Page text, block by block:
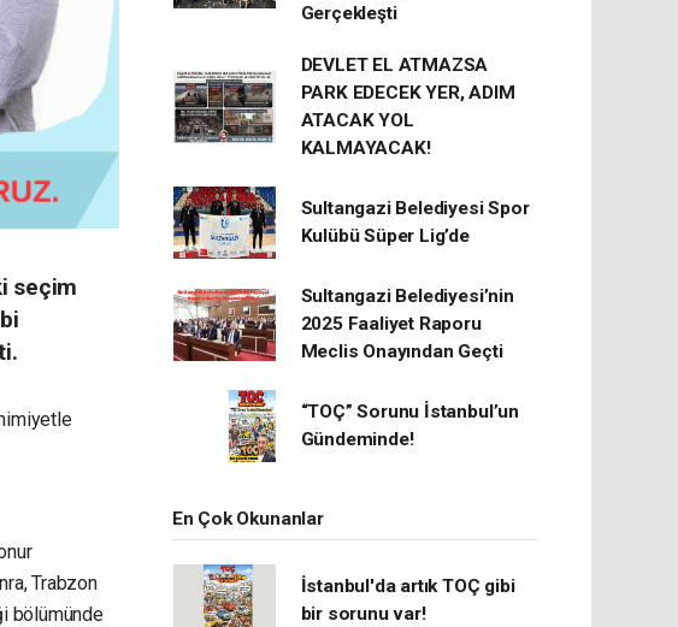
seçim
Trabzon
bölümünde
Gerçekleşti
DEVLET EL ATMAZSA
PARK EDECEK YER, ADIM
ATACAK YOL
KALMAYACAK!
Sultangazi Belediyesi Spor
Kulübü Süper Lig’de
Sultangazi Belediyesi’nin
2025 Faaliyet Raporu
Meclis Onayından Geçti
“TOÇ” Sorunu İstanbul’un
Gündeminde!
En Çok Okunanlar
İstanbul'da artık TOÇ gibi
bir sorunu var!